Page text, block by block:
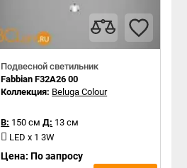
Подвесной светильник
Fabbian F32A26 00
Коллекция: Beluga Colour
В: 150 см Д: 13 см
LED x 1 3W
Цена: По запросу